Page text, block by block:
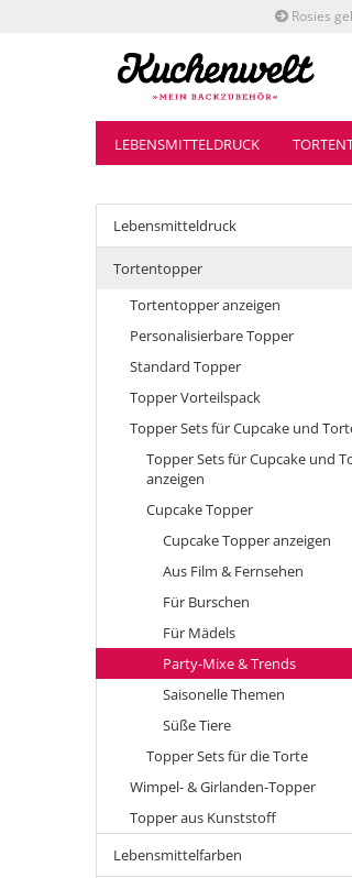
Rosies
LEBENSMITTELDRUCK
Lebensmitteldruck
Tortentopper
Tortentopper anzeigen
Personalisierbare Topper
Standard Topper
Topper Vorteilspack
Topper Sets für Cupcake und
Topper Sets für Cupcake und
anzeigen
Cupcake Topper
Cupcake Topper anzeigen
Aus Film & Fernsehen
Für Burschen
Für Mädels
Party-Mixe & Trends
Saisonelle Themen
Süße Tiere
Topper Sets für die Torte
Wimpel- & Girlanden-Topper
Topper aus Kunststoff
Lebensmittelfarben